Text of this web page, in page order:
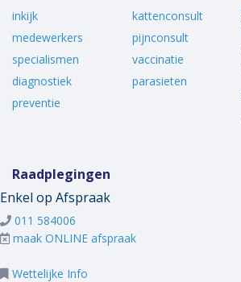
inkijk
medewerkers
specialismen
diagnostiek
preventie
kattenconsult
pijnconsult
vaccinatie
parasieten
Raadplegingen
Enkel op Afspraak
011 584006
maak ONLINE afspraak
Wettelijke Info